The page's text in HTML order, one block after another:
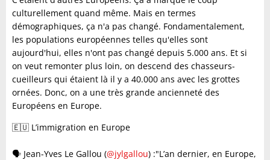
culturellement quand même. Mais en termes
démographiques, ça n'a pas changé. Fondamentalement,
les populations européennes telles qu'elles sont
aujourd'hui, elles n'ont pas changé depuis 5.000 ans. Et si
on veut remonter plus loin, on descend des chasseurs-
cueilleurs qui étaient là il y a 40.000 ans avec les grottes
ornées. Donc, on a une très grande ancienneté des
Européens en Europe.
🇪🇺 L’immigration en Europe
🗣️ Jean-Yves Le Gallou (@jylgallou) :"L’an dernier, en Europe,